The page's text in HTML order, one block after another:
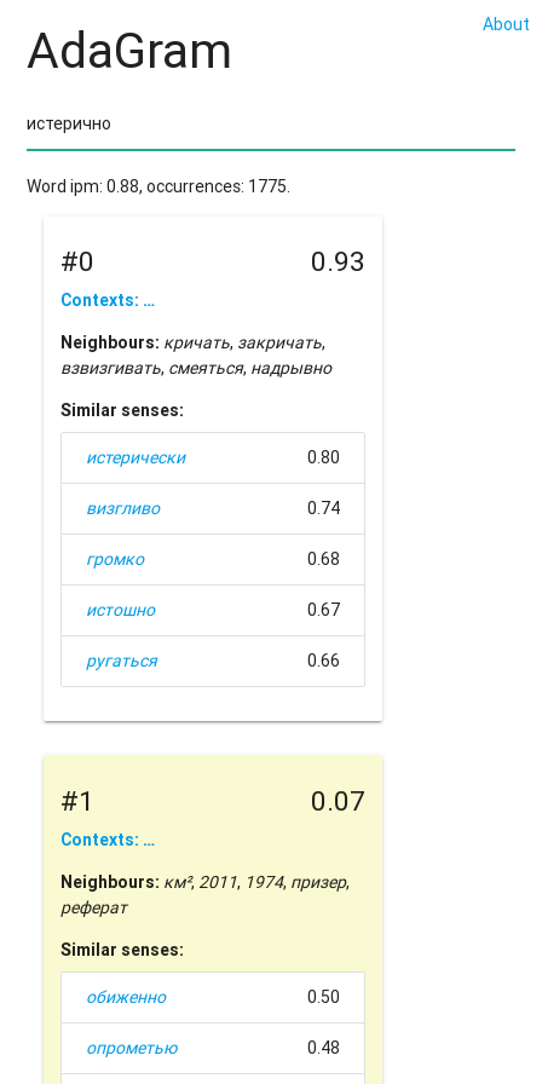
About
AdaGram
Word ipm: 0.88, occurrences: 1775.
#0 0.93
Contexts: …
Neighbours: кричать, закричать,
взвизгивать, смеяться, надрывно
Similar senses:
истерически 0.80
визгливо 0.74
громко 0.68
истошно 0.67
ругаться 0.66
#1 0.07
Contexts: …
Neighbours: км², 2011, 1974, призер,
реферат
Similar senses:
обиженно 0.50
опрометью 0.48